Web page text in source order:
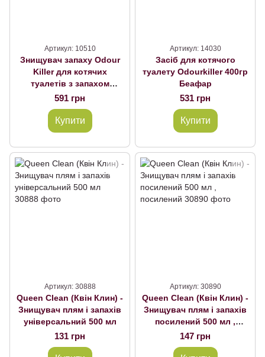
Артикул: 10510
Знищувач запаху Odour
Killer для котячих
туалетів з запахом
орхідеї Беафар 400г
591 грн
Купити
Артикул: 14030
Засіб для котячого
туалету Odourkiller 400гр
Беафар
531 грн
Купити
Артикул: 30888
Queen Clean (Квін Клин) -
Знищувач плям і запахів
універсальний 500 мл
131 грн
Артикул: 30890
Queen Clean (Квін Клин) -
Знищувач плям і запахів
посилений 500 мл ,
посилений
147 грн